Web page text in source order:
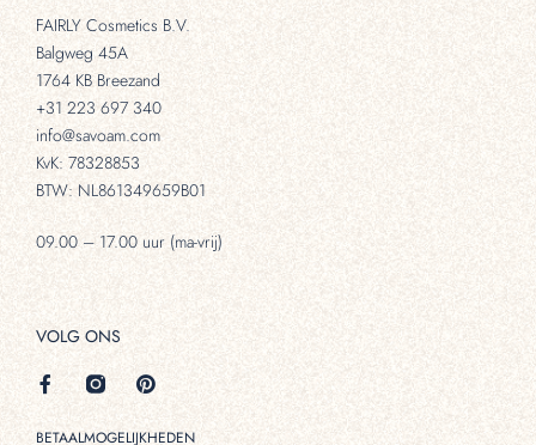
FAIRLY Cosmetics B.V.
Balgweg 45A
1764 KB Breezand
+31 223 697 340
info@savoam.com
KvK: 78328853
BTW: NL861349659B01
09.00 – 17.00 uur (ma-vrij)
VOLG ONS
BETAALMOGELIJKHEDEN